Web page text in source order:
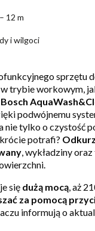
12 m
i wilgoci
sprzętu
trybie workowym,
Bosch
podwójnemu
nie tylko o czystość
potrafi?
, wykładziny
się dużą mocą , aż
za pomocą
informują o